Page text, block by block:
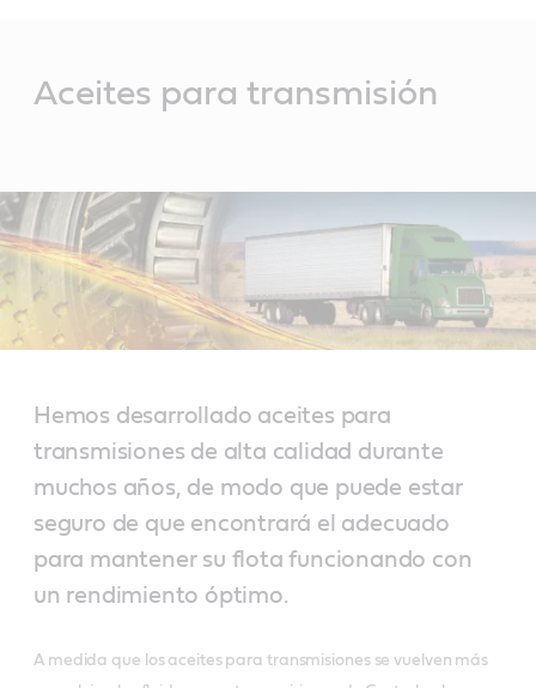
Aceites para transmisión
Hemos desarrollado aceites para
transmisiones de alta calidad durante
muchos años, de modo que puede estar
seguro de que encontrará el adecuado
para mantener su flota funcionando con
un rendimiento óptimo.
A medida que los aceites para transmisiones se vuelven más